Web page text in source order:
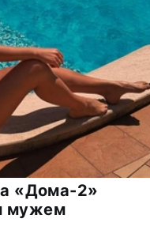
«Дома-2»
мужем